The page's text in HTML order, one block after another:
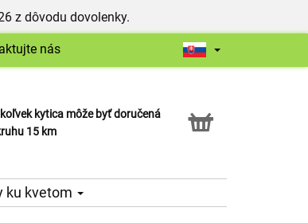
z dôvodu dovolenky.
nás
kytica môže byť doručená
15 km
Click & Collect
ku kvetom